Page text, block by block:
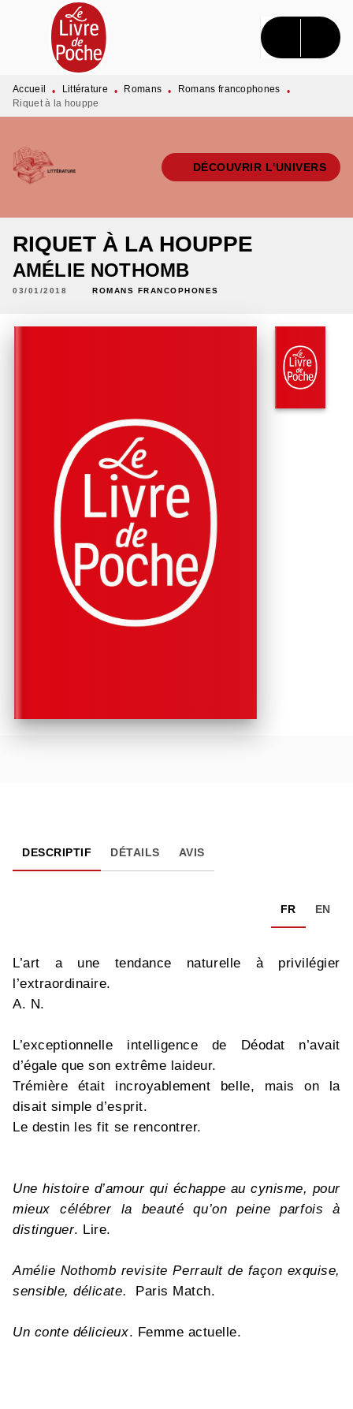
MENU RECHERCHE CONTENU
PIED DE PAGE
Accueil • Littérature • Romans • Romans francophones
•
Riquet à la houppe
DÉCOUVRIR L'UNIVERS
RIQUET À LA HOUPPE
AMÉLIE NOTHOMB
03/01/2018 ROMANS FRANCOPHONES
DESCRIPTIF DÉTAILS AVIS
FR EN
L’art a une tendance naturelle à privilégier
l’extraordinaire.
A. N.
L’exceptionnelle intelligence de Déodat n’avait
d’égale que son extrême laideur.
Trémière était incroyablement belle, mais on la
disait simple d’esprit.
Le destin les fit se rencontrer.
Une histoire d’amour qui échappe au cynisme, pour
mieux célébrer la beauté qu’on peine parfois à
distinguer. Lire.
Amélie Nothomb revisite Perrault de façon exquise,
sensible, délicate.
Paris Match.
Un conte délicieux. Femme actuelle.